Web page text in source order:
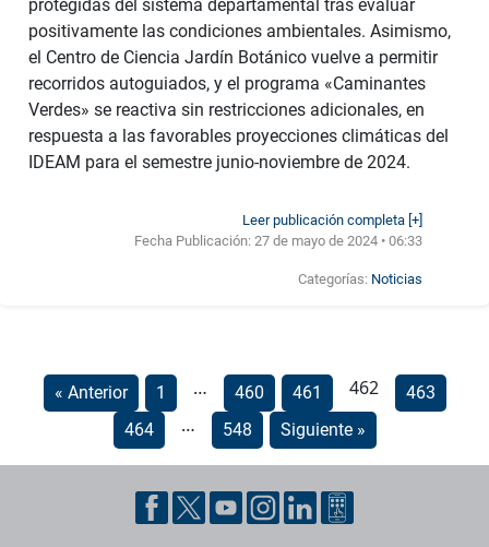
protegidas del sistema departamental tras evaluar
positivamente las condiciones ambientales. Asimismo,
el Centro de Ciencia Jardín Botánico vuelve a permitir
recorridos autoguiados, y el programa «Caminantes
Verdes» se reactiva sin restricciones adicionales, en
respuesta a las favorables proyecciones climáticas del
IDEAM para el semestre junio-noviembre de 2024.
Leer publicación completa [+]
Fecha Publicación:27 de mayo de 2024 • 06:33
Categorías: Noticias
« Anterior 1 … 460 461 462
463
464
… 548 Siguiente »